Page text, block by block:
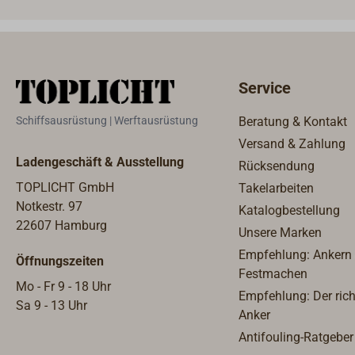
Schiffsausrüstung | Werftausrüstung
Ladengeschäft & Ausstellung
TOPLICHT GmbH
Notkestr. 97
22607 Hamburg
Öffnungszeiten
Mo - Fr 9 - 18 Uhr
Sa 9 - 13 Uhr
Service
Beratung & Kontakt
Versand & Zahlung
Rücksendung
Takelarbeiten
Katalogbestellung
Unsere Marken
Empfehlung: Ankern
Festmachen
Empfehlung: Der
Anker
Antifouling-Ratgeber